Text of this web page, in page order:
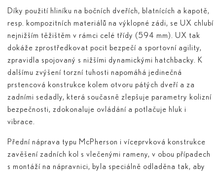
Díky použití hliníku na bočních dveřích, blatnících a kapotě,
resp. kompozitních materiálů na výklopné zádi, se UX chlubí
nejnižším těžištěm v rámci celé třídy (594 mm). UX tak
dokáže zprostředkovat pocit bezpečí a sportovní agility,
zpravidla spojovaný s nižšími dynamickými hatchbacky. K
dalšímu zvýšení torzní tuhosti napomáhá jedinečná
prstencová konstrukce kolem otvoru pátých dveří a za
zadními sedadly, která současně zlepšuje parametry kolizní
bezpečnosti, zdokonaluje ovládání a potlačuje hluk i
vibrace.
Přední náprava typu McPherson i víceprvková konstrukce
zavěšení zadních kol s vlečenými rameny, v obou případech
s montáží na nápravnici, byla speciálně odladěna tak, aby